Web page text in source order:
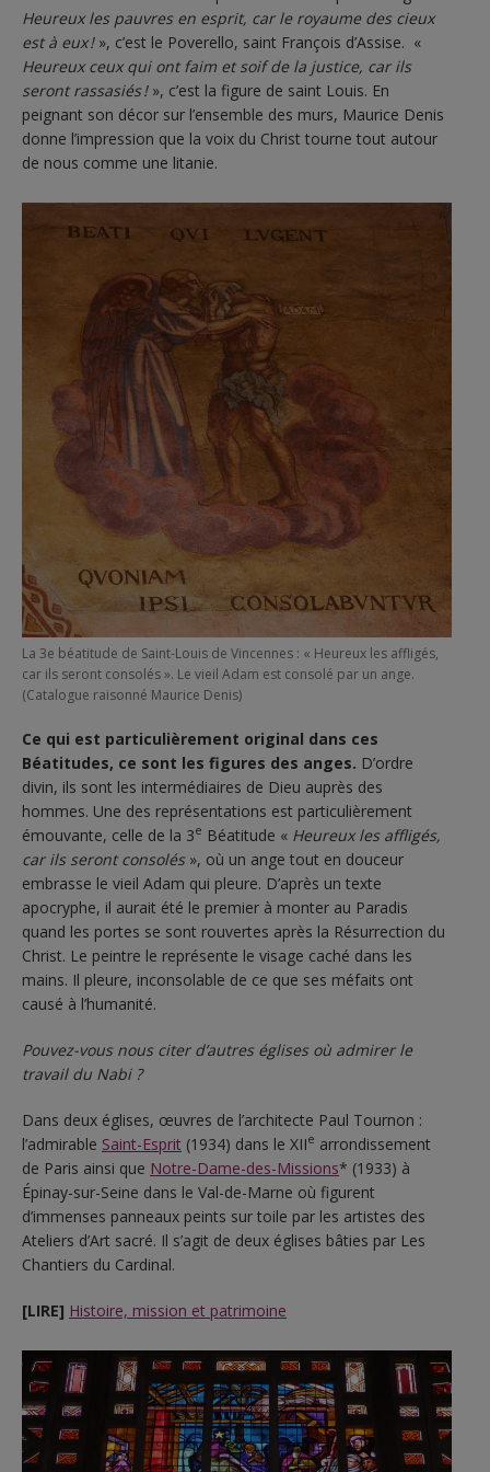
Heureux les pauvres en esprit, car le royaume des cieux
est à eux !», c’est le Poverello, saint François d’Assise. «
Heureux ceux qui ont faim et soif de la justice, car ils
seront rassasiés !», c’est la figure de saint Louis. En
peignant son décor sur l’ensemble des murs, Maurice Denis
donne l’impression que la voix du Christ tourne tout autour
de nous comme une litanie.
La 3e béatitude de Saint-Louis de Vincennes : « Heureux les affligés,
car ils seront consolés ». Le vieil Adam est consolé par un ange.
(Catalogue raisonné Maurice Denis)
Ce qui est particulièrement original dans ces
Béatitudes, ce sont les figures des anges. D’ordre
divin, ils sont les intermédiaires de Dieu auprès des
hommes. Une des représentations est particulièrement
émouvante, celle de la 3e Béatitude « Heureux les affligés,
car ils seront consolés», où un ange tout en douceur
embrasse le vieil Adam qui pleure. D’après un texte
apocryphe, il aurait été le premier à monter au Paradis
quand les portes se sont rouvertes après la Résurrection du
Christ. Le peintre le représente le visage caché dans les
mains. Il pleure, inconsolable de ce que ses méfaits ont
causé à l’humanité.
Pouvez-vous nous citer d’autres églises où admirer le
travail du Nabi ?
Dans deux églises, œuvres de l’architecte Paul Tournon :
l’admirable Saint-Esprit (1934) dans le XIIe arrondissement
de Paris ainsi que Notre-Dame-des-Missions* (1933) à
Épinay-sur-Seine dans le Val-de-Marne où figurent
d’immenses panneaux peints sur toile par les artistes des
Ateliers d’Art sacré. Il s’agit de deux églises bâties par Les
Chantiers du Cardinal.
[LIRE] Histoire, mission et patrimoine